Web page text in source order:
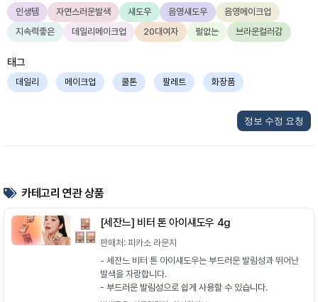
인생템 자연스러운발색 섀도우 음영섀도우
음영메이크업
지속력좋은
데일리메이크업 20대여자 펄없는 브라운컬러감
태그
데일리 메이크업 쿨톤 팔레트 화장품
정보 수정 요청
카테고리 연관 상품
[세잔느] 비터 톤 아이섀도우 4g
판매처: 피카소 라운지
- 세잔느 비터 톤 아이섀도우는 부드러운 발림성과 뛰어난
발색을 자랑합니다.
- 부드러운 발림성으로 쉽게 사용할 수 있습니다.